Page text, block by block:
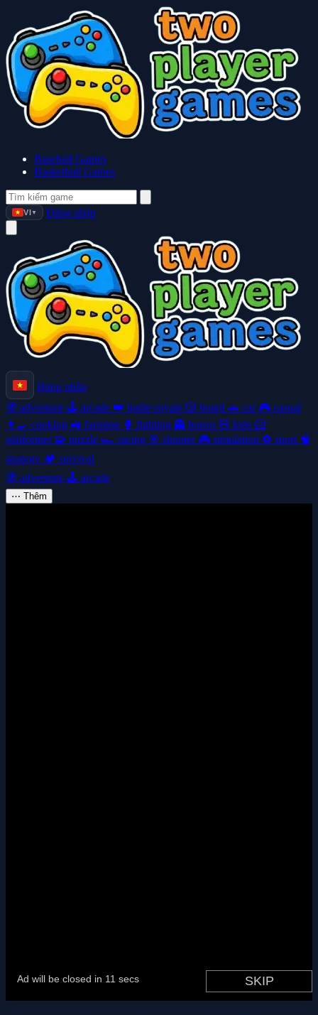
Baseball Games
Basketball Games
VI ▼ Đăng nhập
Đăng nhập
🧭 adventure 🕹️ arcade 👑 battle-royale 🎲 board 🚗 car 🎮 casual
👩‍🍳 cooking 🚜 farming 🥊 fighting 👻 horror🧸 kids 🦸
platformer 🧩 puzzle 🏎️ racing 🎯 shooter 🎮 simulation ⚽ sport 🧠
strategy 🏕️ survival
🧭 adventure 🕹️ arcade
⋯ Thêm